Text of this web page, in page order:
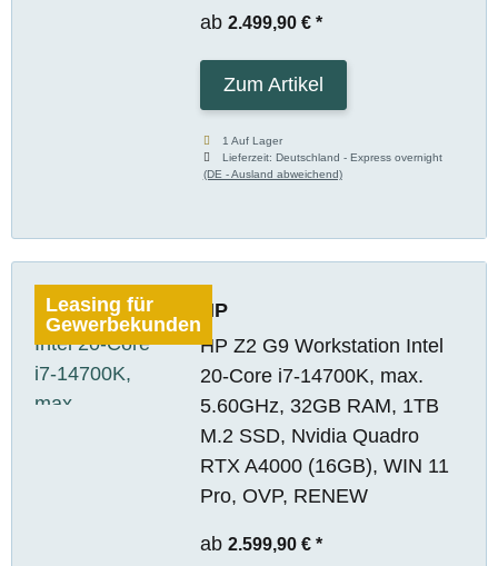
ab 2.499,90 € *
Zum Artikel
1 Auf Lager
Lieferzeit:Deutschland - Express overnight
(DE - Ausland abweichend)
Leasing für
Gewerbekunden
HP
HP Z2 G9 Workstation Intel
20-Core i7-14700K, max.
5.60GHz, 32GB RAM, 1TB
M.2 SSD, Nvidia Quadro
RTX A4000 (16GB), WIN 11
Pro, OVP, RENEW
ab 2.599,90 € *